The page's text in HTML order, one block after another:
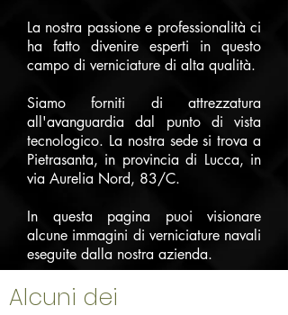
La nostra passione e professionalità ci
ha fatto divenire esperti in questo
campo di verniciature di alta qualità.
Siamo forniti di attrezzatura
all'avanguardia dal punto di vista
tecnologico. La nostra sede si trova a
Pietrasanta, in provincia di Lucca, in
via Aurelia Nord, 83/C.
In questa pagina puoi visionare
alcune immagini di verniciature navali
eseguite dalla nostra azienda.
Alcuni dei